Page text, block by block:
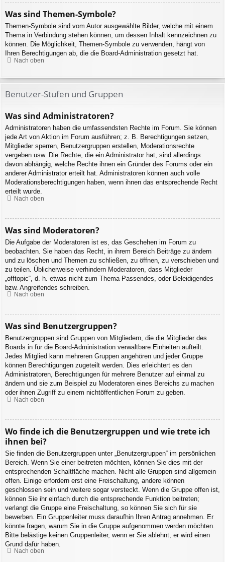
Was sind Themen-Symbole?
Themen-Symbole sind vom Autor ausgewählte Bilder, welche mit einem
Thema in Verbindung stehen können, um dessen Inhalt kennzeichnen zu
können. Die Möglichkeit, Themen-Symbole zu verwenden, hängt von
Ihren Berechtigungen ab, die die Board-Administration gesetzt hat.
Nach oben
Benutzer-Stufen und Gruppen
Was sind Administratoren?
Administratoren haben die umfassendsten Rechte im Forum. Sie können
jede Art von Aktion im Forum ausführen; z. B. Berechtigungen setzen,
Mitglieder sperren, Benutzergruppen erstellen, Moderationsrechte
vergeben usw. Die Rechte, die ein Administrator hat, sind allerdings
davon abhängig, welche Rechte ihnen ein Gründer des Forums oder ein
anderer Administrator erteilt hat. Administratoren können auch volle
Moderationsberechtigungen haben, wenn ihnen das entsprechende Recht
erteilt wurde.
Nach oben
Was sind Moderatoren?
Die Aufgabe der Moderatoren ist es, das Geschehen im Forum zu
beobachten. Sie haben das Recht, in ihrem Bereich Beiträge zu ändern
und zu löschen und Themen zu schließen, zu öffnen, zu verschieben und
zu teilen. Üblicherweise verhindern Moderatoren, dass Mitglieder
„offtopic“, d. h. etwas nicht zum Thema Passendes, oder Beleidigendes
bzw. Angreifendes schreiben.
Nach oben
Was sind Benutzergruppen?
Benutzergruppen sind Gruppen von Mitgliedern, die die Mitglieder des
Boards in für die Board-Administration verwaltbare Einheiten aufteilt.
Jedes Mitglied kann mehreren Gruppen angehören und jeder Gruppe
können Berechtigungen zugeteilt werden. Dies erleichtert es den
Administratoren, Berechtigungen für mehrere Benutzer auf einmal zu
ändern und sie zum Beispiel zu Moderatoren eines Bereichs zu machen
oder ihnen Zugriff zu einem nichtöffentlichen Forum zu geben.
Nach oben
Wo finde ich die Benutzergruppen und wie trete ich
ihnen bei?
Sie finden die Benutzergruppen unter „Benutzergruppen“ im persönlichen
Bereich. Wenn Sie einer beitreten möchten, können Sie dies mit der
entsprechenden Schaltfläche machen. Nicht alle Gruppen sind allgemein
offen. Einige erfordern erst eine Freischaltung, andere können
geschlossen sein und weitere sogar versteckt. Wenn die Gruppe offen ist,
können Sie ihr einfach durch die entsprechende Funktion beitreten;
verlangt die Gruppe eine Freischaltung, so können Sie sich für sie
bewerben. Ein Gruppenleiter muss daraufhin Ihren Antrag annehmen. Er
könnte fragen, warum Sie in die Gruppe aufgenommen werden möchten.
Bitte belästige keinen Gruppenleiter, wenn er Sie ablehnt, er wird einen
Grund dafür haben.
Nach oben